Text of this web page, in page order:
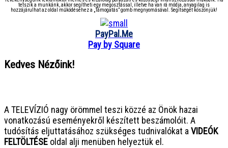
tetszik a munkánk, akkor segítheti egy megosztással, illetve ha van rá módja, anyagilag is
hozzájárulhat az oldal működéséhez a „Támogatás” gomb megnyomásával. Segítségét köszönjük!
PayPal.Me
Pay by Square
Kedves Nézőink!
A TELEVÍZIÓ nagy örömmel teszi közzé az Önök hazai
vonatkozású eseményekről készített beszámolóit. A
tudósítás eljuttatásához szükséges tudnivalókat aVIDEÓK
FELTÖLTÉSE oldal alji menüben helyeztük el.